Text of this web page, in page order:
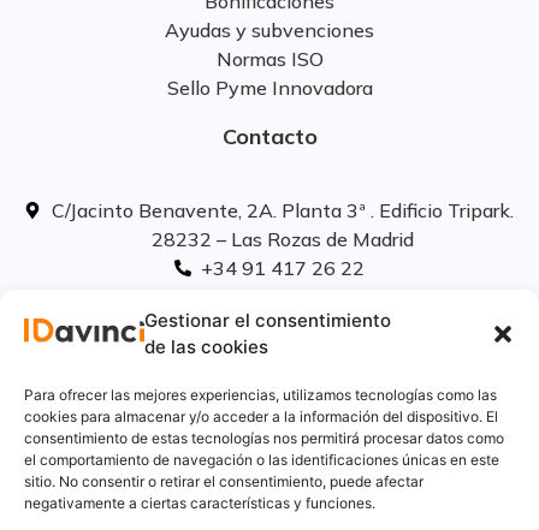
Gestionar el consentimiento
de las cookies
Para ofrecer las mejores experiencias, utilizamos tecnologías como las
cookies para almacenar y/o acceder a la información del dispositivo. El
consentimiento de estas tecnologías nos permitirá procesar datos como
el comportamiento de navegación o las identificaciones únicas en este
sitio. No consentir o retirar el consentimiento, puede afectar
negativamente a ciertas características y funciones.
Ayudas y subvenciones
Normas ISO
Sello Pyme Innovadora
Contacto
C/Jacinto Benavente, 2A. Planta 3ª . Edificio Tripark.
28232 – Las Rozas de Madrid
+34 91 417 26 22
linkedIn
Aviso Legal
Privacidad
Cookies